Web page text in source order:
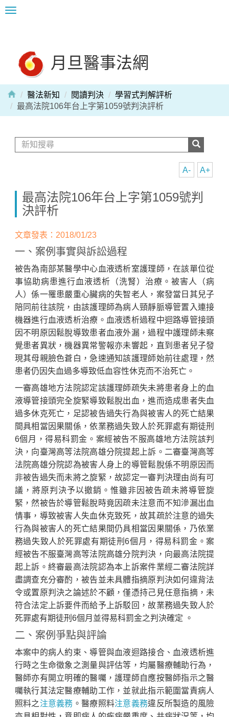
Toggle
月旦醫事法網
Home
醫法新知 閱讀判決
學習式判解評析
最高法院106年台上字第1059號判決評析
A+
A-
最高法院106年台上字第1059號判
決評析
文章發表：2018/01/23
一、案例事實與訴訟過程
被告為南部某醫學中心血液透析室護理師，在該單位從
事協助病患進行血液透析（洗腎）治療。被害人（病
人）係一罹患嚴重心臟病的失智老人，案發當日其兒子
陪同前往該院，由該護理師為病人頸靜脈導管置入連接
機器進行血液透析治療。血液透析過程中迴路導管接頭
因不明原因鬆脫導致患者血液外漏，過程中護理師未察
覺患者異狀，機器異常警報亦未響起，直到患者兒子發
現其母親臉色蒼白，急速通知該護理師始前往處理，然
患者仍因失血過多導致低血容性休克而不治死亡。
一審高雄地方法院認定該護理師疏失未將患者身上的血
液導管接頭完全旋緊導致鬆脫出血，進而造成患者失血
過多休克死亡，足認被告過失行為與被害人的死亡結果
間具相當因果關係，依業務過失致人於死罪處有期徒刑
6個月，得易科罰金。案經被告不服高雄地方法院該判
決，向臺灣高等法院高雄分院提起上訴。二審臺灣高等
法院高雄分院認為被害人身上的導管鬆脫係不明原因而
非被告過失而未將之旋緊，故認定一審判決理由尚有可
議，將原判決予以撤銷。惟雖非因被告疏未將導管旋
緊，然被告於導管鬆脫時竟因疏未注意而不知滲漏出血
情事，導致被害人失血休克致死，故其疏於注意的過失
行為與被害人的死亡結果間仍具相當因果關係，乃依業
務過失致人於死罪處有期徒刑6個月，得易科罰金。案
經被告不服臺灣高等法院高雄分院判決，向最高法院提
起上訴。終審最高法院認為本上訴案件業經二審法院詳
盡調查充分審酌，被告並未具體指摘原判決如何違背法
令或置原判決之論述於不顧，僅憑持己見任意指摘，未
符合法定上訴要件而給予上訴駁回，故業務過失致人於
死罪處有期徒刑6個月並得易科罰金之判決確定 。
二、案例爭點與評論
本案中的病人約束、導管與血液迴路接合、血液透析進
行時之生命徵象之測量與評估等，均屬醫療輔助行為，
醫師亦有開立明確的醫囑，護理師自應按醫師指示之醫
囑執行其法定醫療輔助工作，並就此指示範圍當責病人
照料之注意義務 。醫療照料注意義務違反所製造的風險